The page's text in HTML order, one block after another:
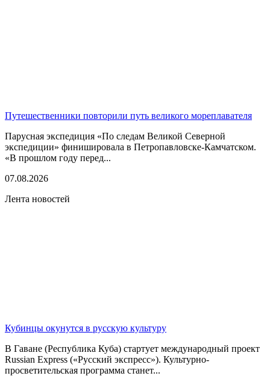
Путешественники повторили путь великого мореплавателя
Парусная экспедиция «По следам Великой Северной
экспедиции» финишировала в Петропавловске-Камчатском.
«В прошлом году перед...
07.08.2026
Лента новостей
Кубинцы окунутся в русскую культуру
В Гаване (Республика Куба) стартует международный проект
Russian Express («Русский экспресс»). Культурно-
просветительская программа станет...